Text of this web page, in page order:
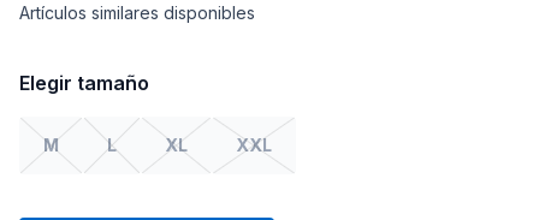
Artículos similares disponibles
Elegir tamaño
M L XL XXL